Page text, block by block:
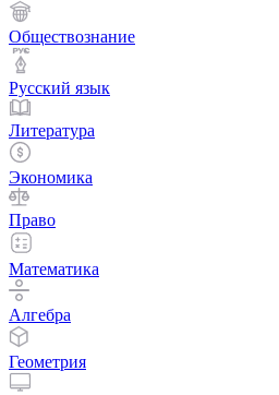
Обществознание
Русский язык
Литература
Экономика
Право
Математика
Алгебра
Геометрия